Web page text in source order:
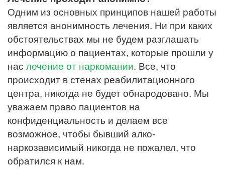
Одним из основных принципов нашей работы
является анонимность лечения. Ни при каких
обстоятельствах мы не будем разглашать
информацию о пациентах, которые прошли у
нас лечение от наркомании. Все, что
происходит в стенах реабилитационного
центра, никогда не будет обнародовано. Мы
уважаем право пациентов на
конфиденциальность и делаем все
возможное, чтобы бывший алко-
наркозависимый никогда не пожалел, что
обратился к нам.